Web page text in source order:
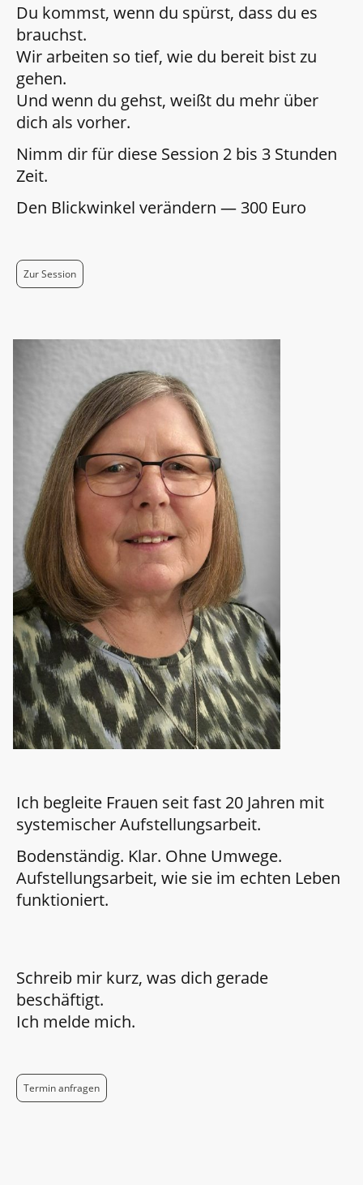
Du kommst, wenn du spürst, dass du es
brauchst.
Wir arbeiten so tief, wie du bereit bist zu
gehen.
Und wenn du gehst, weißt du mehr über
dich als vorher.
Nimm dir für diese Session 2 bis 3 Stunden
Zeit.
Den Blickwinkel verändern — 300 Euro
Zur Session
Ich begleite Frauen seit fast 20 Jahren mit
systemischer Aufstellungsarbeit.
Bodenständig. Klar. Ohne Umwege.
Aufstellungsarbeit, wie sie im echten Leben
funktioniert.
Schreib mir kurz, was dich gerade
beschäftigt.
Ich melde mich.
Termin anfragen